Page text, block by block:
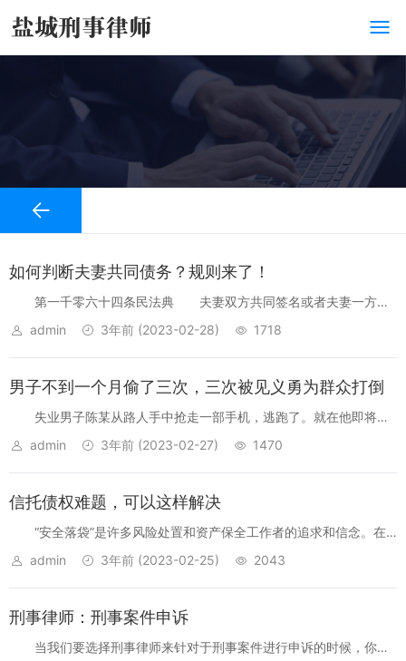
如何判断夫妻共同债务？规则来了！
第一千零六十四条民法典 夫妻双方共同签名或者夫妻一方事
后认定的债务，以及夫妻一方在婚姻关系存续期间以个人名义为家庭
admin 3年前 (2023-02-28) 1718
男子不到一个月偷了三次，三次被见义勇为群众打倒
失业男子陈某从路人手中抢走一部手机，逃跑了。就在他即将摆
脱被害人的追赶时，他被一个勇敢的群众拦下，不要用自行车倒在地
admin 3年前 (2023-02-27) 1470
信托债权难题，可以这样解决
“安全落袋”是许多风险处置和资产保全工作者的追求和信念。在
项目出现风险迹象后，交易对手逾期还款构成实质性违约，进行艰苦
admin 3年前 (2023-02-25) 2043
刑事律师：刑事案件申诉
当我们要选择刑事律师来针对于刑事案件进行申诉的时候，你们